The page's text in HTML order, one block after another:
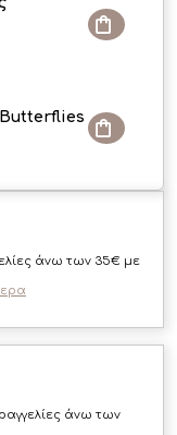
άνω των 35€ με
άνω των